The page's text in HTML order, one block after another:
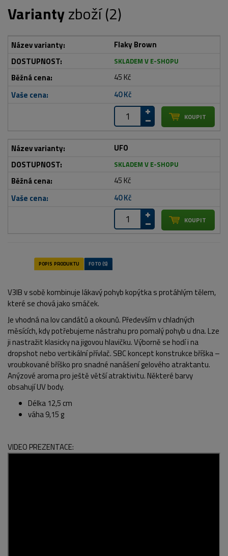
Variantyzboží (2)
Flaky Brown
SKLADEM V E-SHOPU
45 Kč
40 Kč
UFO
SKLADEM V E-SHOPU
45 Kč
40 Kč
V3IB v sobě kombinuje lákavý pohyb kopýtka s protáhlým tělem,
které se chová jako smáček.
Je vhodná na lov candátů a okounů. Především v chladných
měsících, kdy potřebujeme nástrahu pro pomalý pohyb u dna. Lze
ji nastražit klasicky na jigovou hlavičku. Výborně se hodí i na
dropshot nebo vertikální přívlač. SBC koncept konstrukce bříška –
vroubkované bříško pro snadné nanášení gelového atraktantu.
Anýzové aroma pro ještě větší atraktivitu. Některé barvy
obsahují UV body.
Délka 12,5 cm
váha 9,15 g
VIDEO PREZENTACE: